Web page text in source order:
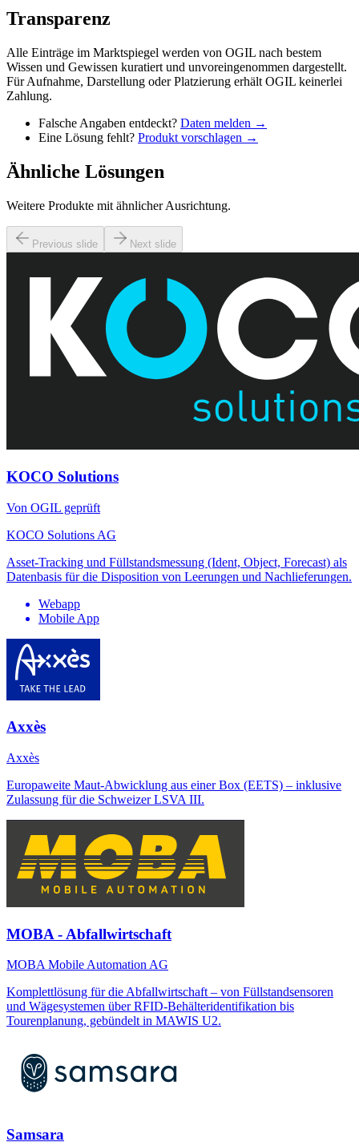
Transparenz
Alle Einträge im Marktspiegel werden von OGIL nach bestem
Wissen und Gewissen kuratiert und unvoreingenommen dargestellt.
Für Aufnahme, Darstellung oder Platzierung erhält OGIL keinerlei
Zahlung.
Falsche Angaben entdeckt? Daten melden →
Eine Lösung fehlt? Produkt vorschlagen →
Ähnliche Lösungen
Weitere Produkte mit ähnlicher Ausrichtung.
Previous slide Next slide
KOCO Solutions
Von OGIL geprüft
KOCO Solutions AG
Asset-Tracking und Füllstandsmessung (Ident, Object, Forecast) als
Datenbasis für die Disposition von Leerungen und Nachlieferungen.
Webapp
Mobile App
Axxès
Axxès
Europaweite Maut-Abwicklung aus einer Box (EETS) – inklusive
Zulassung für die Schweizer LSVA III.
MOBA - Abfallwirtschaft
MOBA Mobile Automation AG
Komplettlösung für die Abfallwirtschaft – von Füllstandsensoren
und Wägesystemen über RFID-Behälteridentifikation bis
Tourenplanung, gebündelt in MAWIS U2.
Samsara